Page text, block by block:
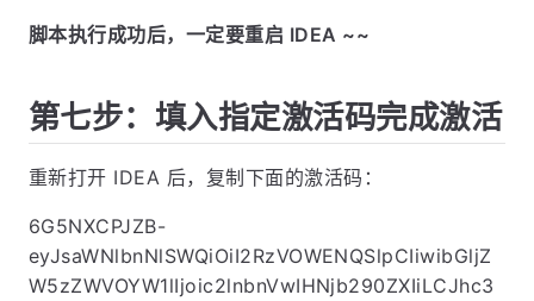
脚本执行成功后，一定要重启 IDEA ~~
第七步：填入指定激活码完成激活
重新打开 IDEA 后，复制下面的激活码：
6G5NXCPJZB-
eyJsaWNlbnNlSWQiOiI2RzVOWENQSlpCIiwibGljZ
W5zZWVOYW1lIjoic2lnbnVwIHNjb290ZXIiLCJhc3